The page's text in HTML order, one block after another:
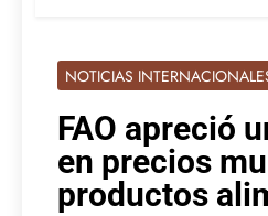
NOTICIAS
FAO apreció
en precios
productos